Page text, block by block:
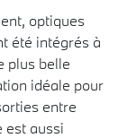
optiques
été intégrés à
plus belle
idéale pour
entre
est aussi